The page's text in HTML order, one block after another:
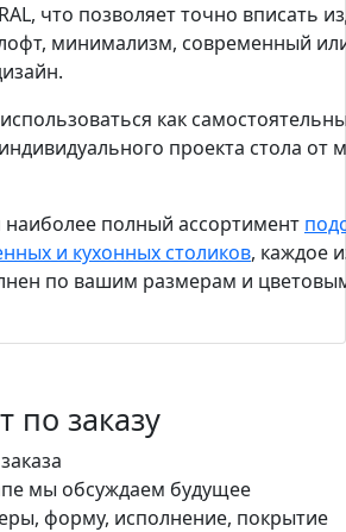
что позволяет точно вписать
минимализм, современный
как
проекта стола от
наиболее полный ассортимент
и кухонных столиков, каждое
по вашим размерам и
по заказу
мы обсуждаем будущее
форму, исполнение, покрытие